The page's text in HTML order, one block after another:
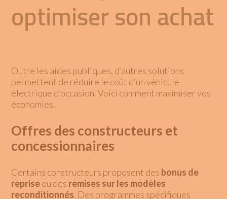
optimiser son achat
Outre les aides publiques, d’autres solutions
permettent de réduire le coût d’un véhicule
électrique d’occasion. Voici comment maximiser vos
économies.
Offres des constructeurs et
concessionnaires
Certains constructeurs proposent des bonus de
repriseou des remises sur les modèles
reconditionnés. Des programmes spécifiques